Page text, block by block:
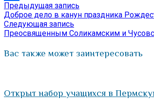
Отправить
Навигация
по
записям
Предыдущая запись
запись:
Доброе дело в канун праздника
Следующая запись
запись:
Преосвященным Соликамским и
Вас также может заинтересовать
Открыт набор учащихся в